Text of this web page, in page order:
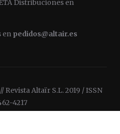
Distribuciones en
en pedidos@altair.es
Altaïr S.L. 2019 / ISSN
4217